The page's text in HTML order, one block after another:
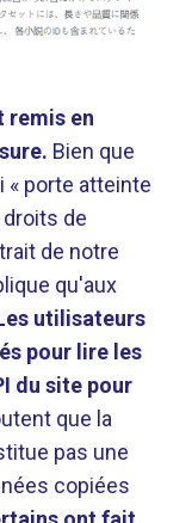
remis en
Bien que
« porte atteinte
de
de notre
qu'aux
utilisateurs
pour lire les
du site pour
que la
pas une
copiées